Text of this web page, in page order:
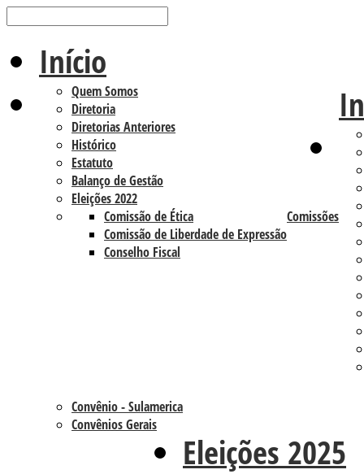
Início
Quem Somos
Diretoria
Diretorias Anteriores
Histórico
Estatuto
Balanço de Gestão
Eleições 2022
Comissões
Comissão de Ética
Comissão de Liberdade de Expressão
Conselho Fiscal
Convênio - Sulamerica
Convênios Gerais
Eleições 2025